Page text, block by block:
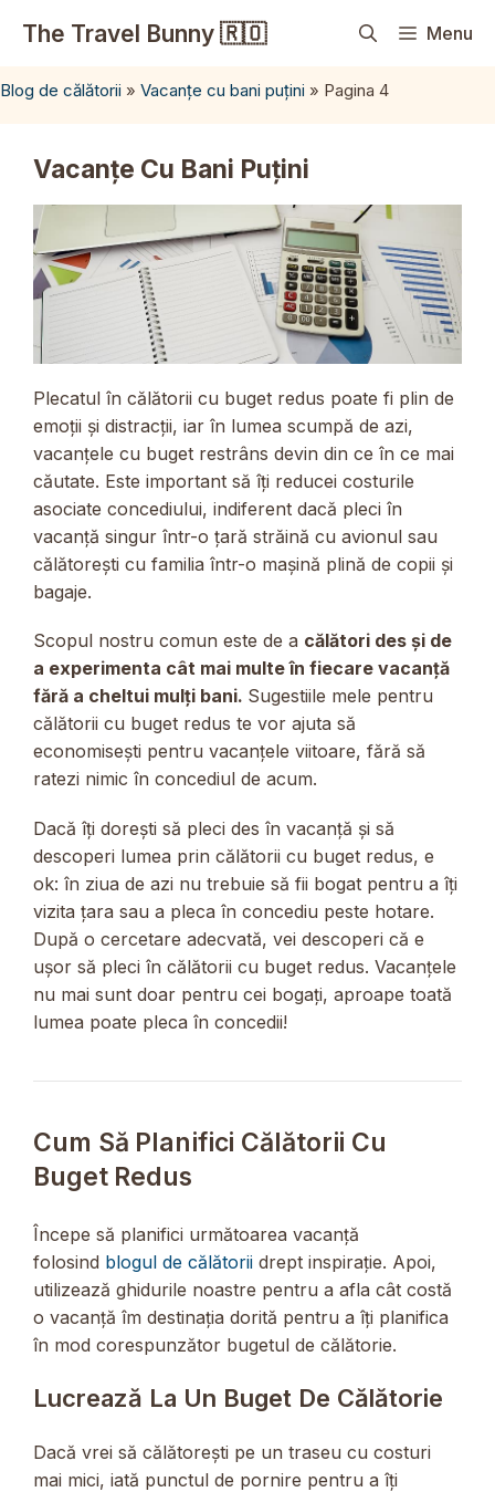
The Travel Bunny 🇷🇴 Menu
Blog de călătorii » Vacanțe cu bani puțini » Pagina 4
Vacanțe Cu Bani Puțini
Plecatul în călătorii cu buget redus poate fi plin de
emoții și distracții, iar în lumea scumpă de azi,
vacanțele cu buget restrâns devin din ce în ce mai
căutate. Este important să îți reducei costurile
asociate concediului, indiferent dacă pleci în
vacanță singur într-o țară străină cu avionul sau
călătorești cu familia într-o mașină plină de copii și
bagaje.
Scopul nostru comun este de a călători des și de
a experimenta cât mai multe în fiecare vacanță
fără a cheltui mulți bani. Sugestiile mele pentru
călătorii cu buget redus te vor ajuta să
economisești pentru vacanțele viitoare, fără să
ratezi nimic în concediul de acum.
Dacă îți dorești să pleci des în vacanță și să
descoperi lumea prin călătorii cu buget redus, e
ok: în ziua de azi nu trebuie să fii bogat pentru a îți
vizita țara sau a pleca în concediu peste hotare.
După o cercetare adecvată, vei descoperi că e
ușor să pleci în călătorii cu buget redus. Vacanțele
nu mai sunt doar pentru cei bogați, aproape toată
lumea poate pleca în concedii!
Cum Să Planifici Călătorii Cu
Buget Redus
Începe să planifici următoarea vacanță
folosind blogul de călătorii drept inspirație. Apoi,
utilizează ghidurile noastre pentru a afla cât costă
o vacanță îm destinația dorită pentru a îți planifica
în mod corespunzător bugetul de călătorie.
Lucrează La Un Buget De Călătorie
Dacă vrei să călătorești pe un traseu cu costuri
mai mici, iată punctul de pornire pentru a îți